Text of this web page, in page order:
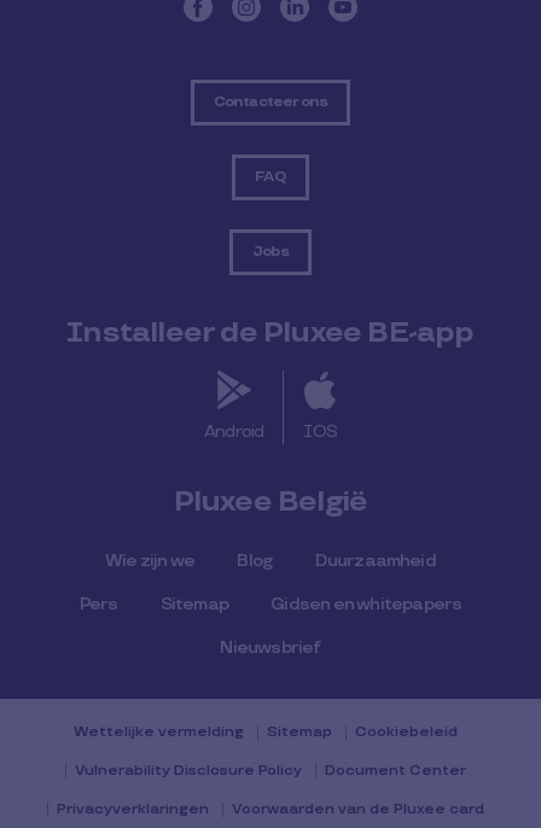
Contacteer ons
FAQ
Jobs
Installeer de Pluxee BE-app
Android IOS
Pluxee België
Wie zijn we Blog Duurzaamheid
Pers Sitemap Gidsen en whitepapers
Nieuwsbrief
Wettelijke vermelding Sitemap Cookiebeleid
Vulnerability Disclosure Policy Document Center
Privacyverklaringen Voorwaarden van de Pluxee card